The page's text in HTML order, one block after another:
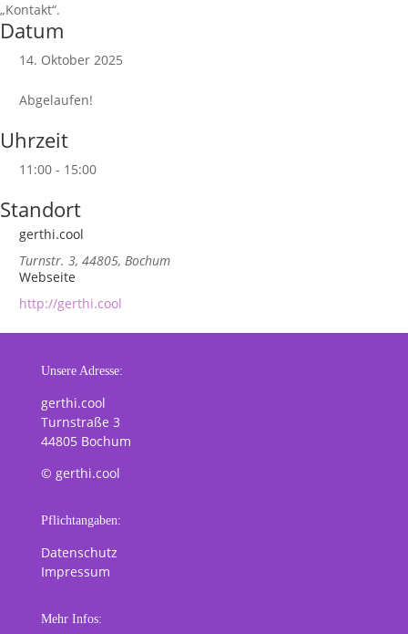
„Kontakt“.
Datum
14. Oktober 2025
Abgelaufen!
Uhrzeit
11:00 - 15:00
Standort
gerthi.cool
Turnstr. 3, 44805, Bochum
Webseite
http://gerthi.cool
Unsere Adresse:
gerthi.cool
Turnstraße 3
44805 Bochum
© gerthi.cool
Pflichtangaben:
Datenschutz
Impressum
Mehr Infos: